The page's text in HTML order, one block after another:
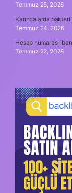
Temmuz 25, 2026
Karıncalarda bakteri
Temmuz 24, 2026
Hesap numarası
Temmuz 22, 2026